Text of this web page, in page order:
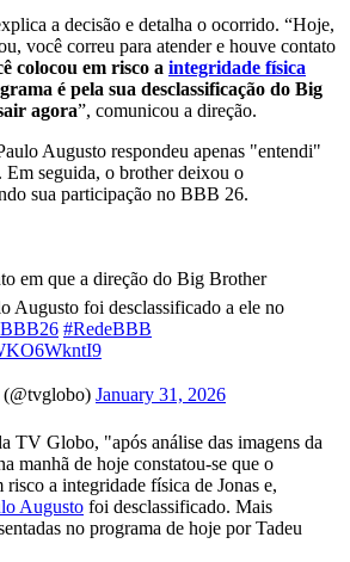
a decisão e detalha o ocorrido. “Hoje,
você correu para atender e houve contato
colocou em risco a integridade física
é pela sua desclassificação do Big
agora”, comunicou a direção.
Augusto respondeu apenas "entendi"
seguida, o brother deixou o
sua participação no BBB 26.
em que a direção do Big Brother
Augusto foi desclassificado a ele no
#RedeBBB
January 31, 2026
TV Globo, "após análise das imagens da
manhã de hoje constatou-se que o
a integridade física de Jonas e,
Augusto foi desclassificado. Mais
no programa de hoje por Tadeu